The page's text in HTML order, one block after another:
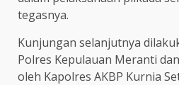
tegasnya.
Kunjungan selanjutnya
Polres Kepulauan Meranti
oleh Kapolres AKBP Kurnia